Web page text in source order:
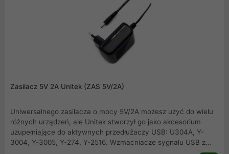
Zasilacz 5V 2A Unitek (ZAS 5V/2A)
Uniwersalnego zasilacza o mocy 5V/2A możesz użyć do wielu
różnych urządzeń, ale Unitek stworzył go jako akcesorium
uzupełniające do aktywnych przedłużaczy USB: U304A, Y-
3004, Y-3005, Y-274, Y-2516. Wzmacniacze sygnału USB z